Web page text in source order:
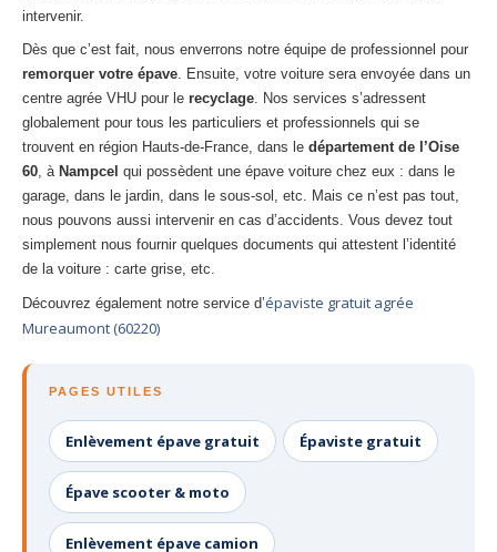
intervenir.
Dès que c’est fait, nous enverrons notre équipe de professionnel pour
remorquer votre épave. Ensuite, votre voiture sera envoyée dans un
centre agrée VHU pour le recyclage. Nos services s’adressent
globalement pour tous les particuliers et professionnels qui se
trouvent en région Hauts-de-France, dans le département de l’Oise
60, à Nampcel qui possèdent une épave voiture chez eux : dans le
garage, dans le jardin, dans le sous-sol, etc. Mais ce n’est pas tout,
nous pouvons aussi intervenir en cas d’accidents. Vous devez tout
simplement nous fournir quelques documents qui attestent l’identité
de la voiture : carte grise, etc.
Découvrez également notre service d’épaviste gratuit agrée
Mureaumont (60220)
PAGES UTILES
Enlèvement épave gratuit Épaviste gratuit
Épave scooter & moto
Enlèvement épave camion